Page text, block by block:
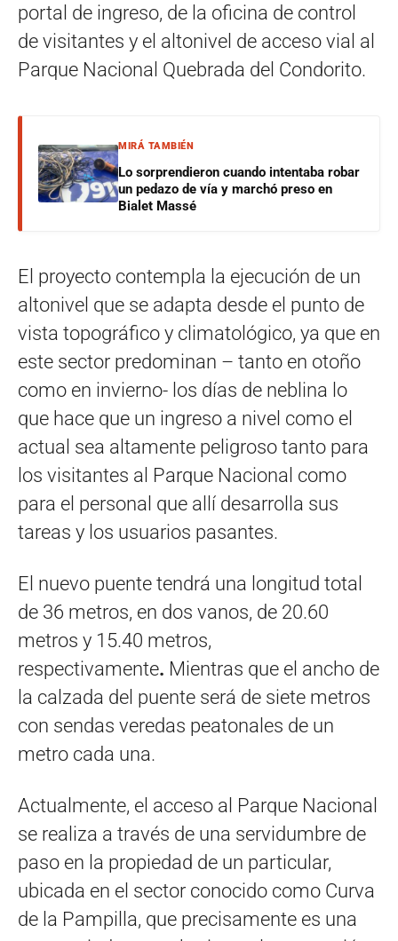
portal de ingreso, de la oficina de control
de visitantes y el altonivel de acceso vial al
Parque Nacional Quebrada del Condorito.
MIRÁ TAMBIÉN
Lo sorprendieron cuando intentaba robar
un pedazo de vía y marchó preso en
Bialet Massé
El proyecto contempla la ejecución de un
altonivel que se adapta desde el punto de
vista topográfico y climatológico, ya que en
este sector predominan – tanto en otoño
como en invierno- los días de neblina lo
que hace que un ingreso a nivel como el
actual sea altamente peligroso tanto para
los visitantes al Parque Nacional como
para el personal que allí desarrolla sus
tareas y los usuarios pasantes.
El nuevo puente tendrá una longitud total
de 36 metros, en dos vanos, de 20.60
metros y 15.40 metros,
respectivamente. Mientras que el ancho de
la calzada del puente será de siete metros
con sendas veredas peatonales de un
metro cada una.
Actualmente, el acceso al Parque Nacional
se realiza a través de una servidumbre de
paso en la propiedad de un particular,
ubicada en el sector conocido como Curva
de la Pampilla, que precisamente es una